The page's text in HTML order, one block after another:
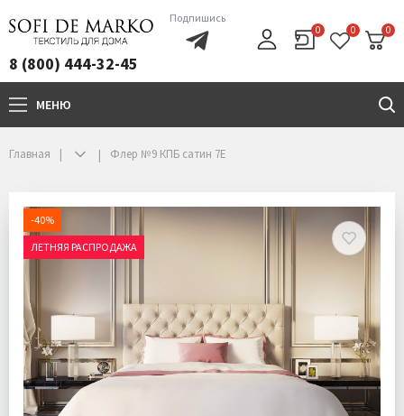
8 (800) 444-32-45
Подпишись
0 0 0
МЕНЮ
Главная Флер №9 КПБ сатин 7Е
-40%
ЛЕТНЯЯ РАСПРОДАЖА